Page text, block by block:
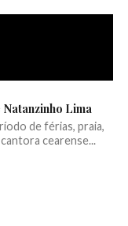
Lima
de férias, praia,
cearense...